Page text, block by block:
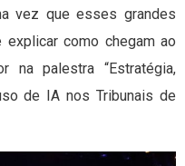
vez que esses grandes
como chegam ao
na palestra “Estratégia,
de IA nos Tribunais de